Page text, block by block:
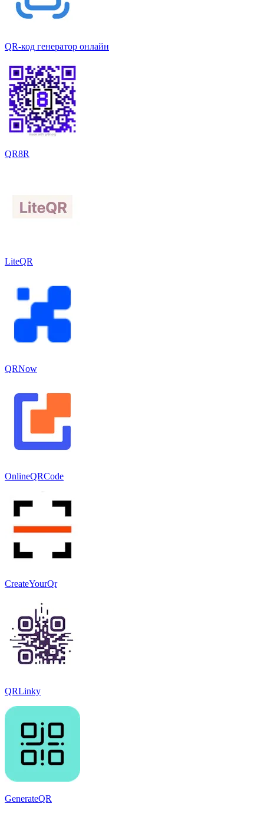
QR-код генератор онлайн
QR8R
LiteQR
QRNow
OnlineQRCode
CreateYourQr
QRLinky
GenerateQR